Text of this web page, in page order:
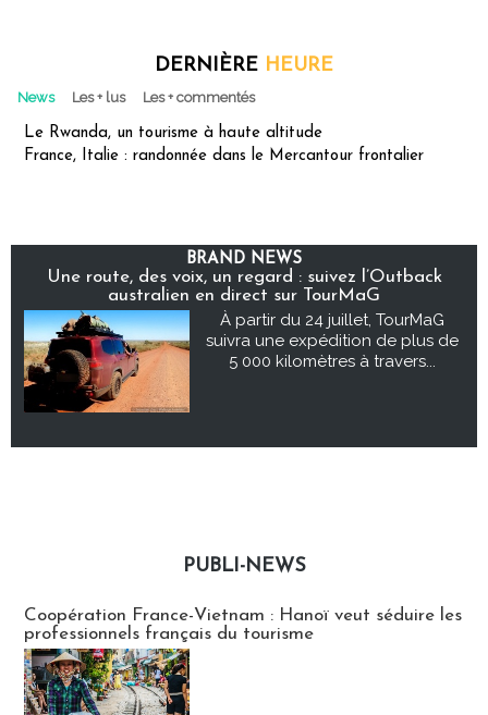
DERNIÈRE HEURE
News Les + lus Les + commentés
Le Rwanda, un tourisme à haute altitude
France, Italie : randonnée dans le Mercantour frontalier
BRAND NEWS
Une route, des voix, un regard : suivez l’Outback
australien en direct sur TourMaG
À partir du 24 juillet, TourMaG
suivra une expédition de plus de
5 000 kilomètres à travers...
PUBLI-NEWS
Coopération France-Vietnam : Hanoï veut séduire les
professionnels français du tourisme